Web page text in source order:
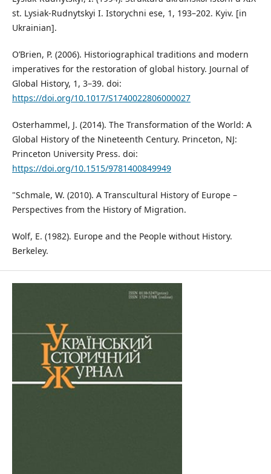
st. Lysiak-Rudnytskyi I. Istorychni ese, 1, 193–202. Kyiv. [in
Ukrainian].
O’Brien, P. (2006). Historiographical traditions and modern
imperatives for the restoration of global history. Journal of
Global History, 1, 3–39. doi:
https://doi.org/10.1017/S1740022806000027
Osterhammel, J. (2014). The Transformation of the World: A
Global History of the Nineteenth Century. Princeton, NJ:
Princeton University Press. doi:
https://doi.org/10.1515/9781400849949
"Schmale, W. (2010). A Transcultural History of Europe –
Perspectives from the History of Migration.
Wolf, E. (1982). Europe and the People without History.
Berkeley.